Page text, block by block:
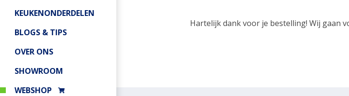
KEUKENONDERDELEN
BLOGS & TIPS
OVER ONS
SHOWROOM
WEBSHOP
Hartelijk dank voor je bestelling! Wij gaan